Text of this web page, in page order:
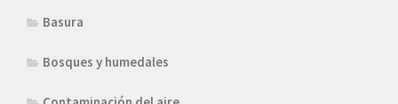
Basura
Bosques y humedales